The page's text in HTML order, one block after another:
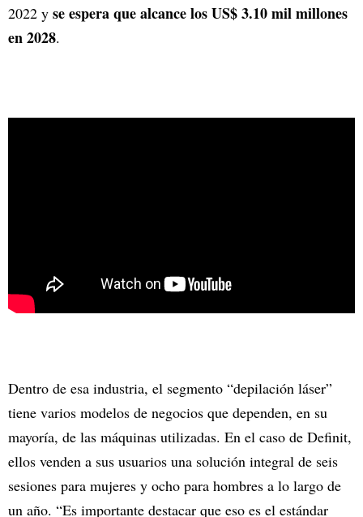
2022 y se espera que alcance los US$ 3.10 mil millones
en 2028.
Dentro de esa industria, el segmento “depilación láser”
tiene varios modelos de negocios que dependen, en su
mayoría, de las máquinas utilizadas. En el caso de Definit,
ellos venden a sus usuarios una solución integral de seis
sesiones para mujeres y ocho para hombres a lo largo de
un año. “Es importante destacar que eso es el estándar